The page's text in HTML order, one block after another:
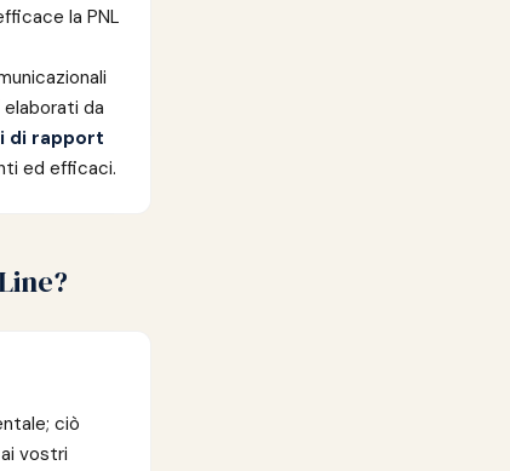
la PNL
da
di rapport
ed efficaci.
ciò
vostri